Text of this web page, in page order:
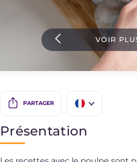
Instagram
VOIR
PARTAGER
Présentation